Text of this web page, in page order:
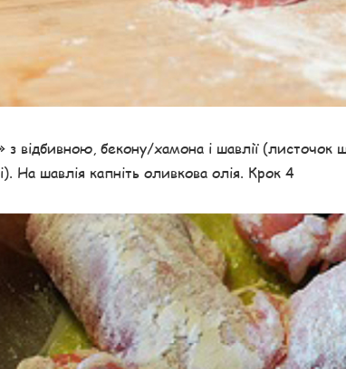
з відбивною, бекону/хамона і шавлії (листочок
На шавлія капніть оливкова олія. Крок 4